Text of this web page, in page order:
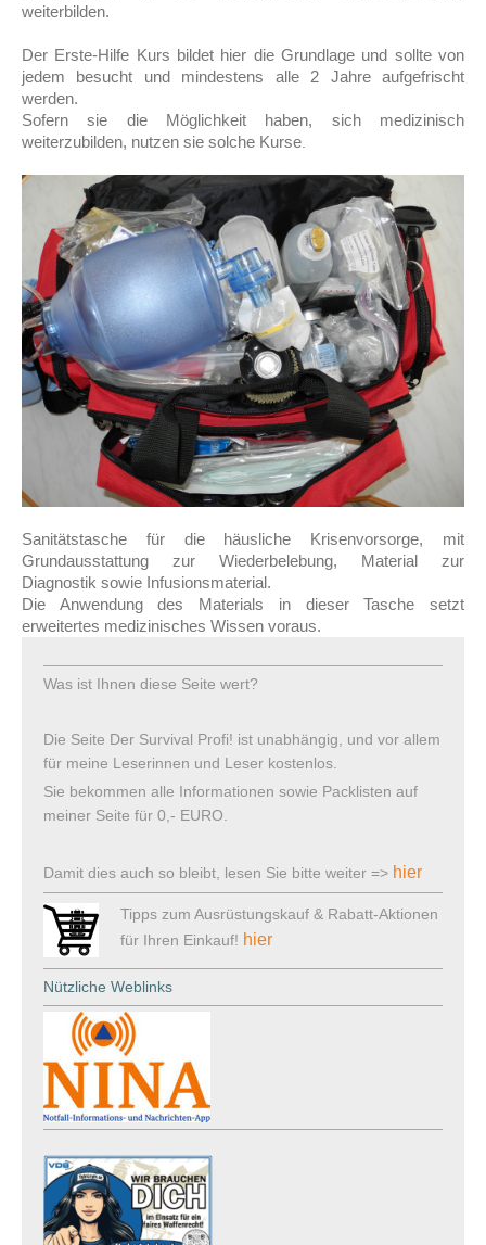
weiterbilden.
Der Erste-Hilfe Kurs bildet hier die Grundlage und sollte von
jedem besucht und mindestens alle 2 Jahre aufgefrischt
werden.
Sofern sie die Möglichkeit haben, sich medizinisch
weiterzubilden, nutzen sie solche Kurse
Sanitätstasche für die häusliche Krisenvorsorge, mit
Grundausstattung zur Wiederbelebung, Material zur
Diagnostik sowie Infusionsmaterial.
Die Anwendung des Materials in dieser Tasche setzt
erweitertes medizinisches Wissen voraus.
Was ist Ihnen diese Seite wert?
Die Seite Der Survival Profi! ist unabhängig, und vor allem
für meine Leserinnen und Leser kostenlos.
Sie bekommen alle Informationen sowie Packlisten auf
meiner Seite für 0,- EURO.
Damit dies auch so bleibt, lesen Sie bitte weiter => hier
Tipps zum Ausrüstungskauf & Rabatt-Aktionen
für Ihren Einkauf! hier
Nützliche Weblinks